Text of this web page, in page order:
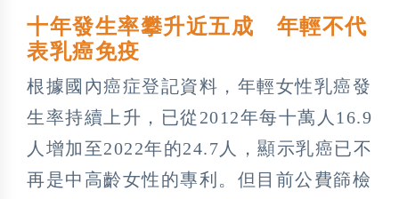
十年發生率攀升近五成 年輕不代
表乳癌免疫
根據國內癌症登記資料，年輕女性乳癌發
生率持續上升，已從2012年每十萬人16.9
人增加至2022年的24.7人，顯示乳癌已不
再是中高齡女性的專利。但目前公費篩檢